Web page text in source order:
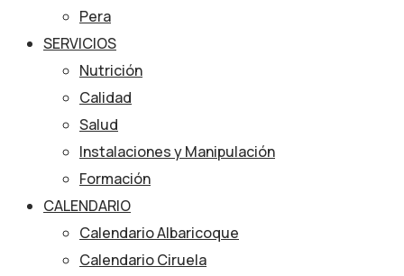
Pera
SERVICIOS
Nutrición
Calidad
Salud
Instalaciones y Manipulación
Formación
CALENDARIO
Calendario Albaricoque
Calendario Ciruela